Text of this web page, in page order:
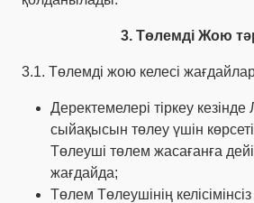
3. Төлемді Жою
3.1. Төлемді жою келесі
Деректемелері тіркеу
сыйақысын төлеу үшін
Төлеуші төлем жасағанға
жағдайда;
Төлем Төлеушінің